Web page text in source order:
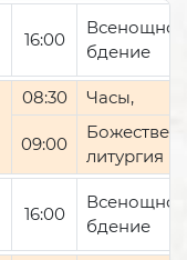
16:00
Всенощное
бдение
08:30 Часы,
09:00
литургия
16:00
Всенощное
бдение